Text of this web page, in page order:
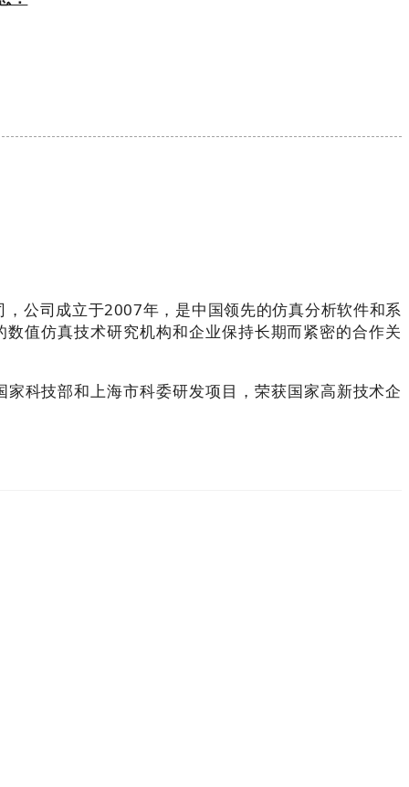
公司成立于2007年，是中国领先的仿真分析软件和系
值仿真技术研究机构和企业保持长期而紧密的合作关
科技部和上海市科委研发项目，荣获国家高新技术企